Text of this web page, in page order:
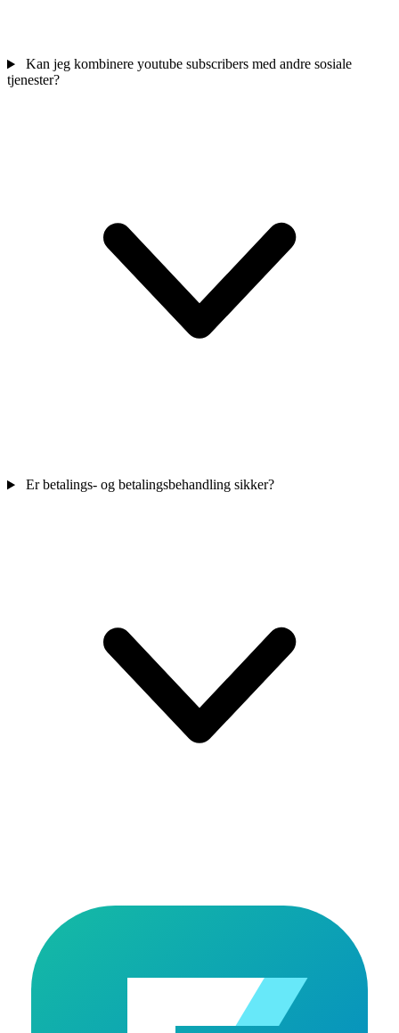
Kan jeg kombinere youtube subscribers med andre sosiale
tjenester?
Er betalings- og betalingsbehandling sikker?